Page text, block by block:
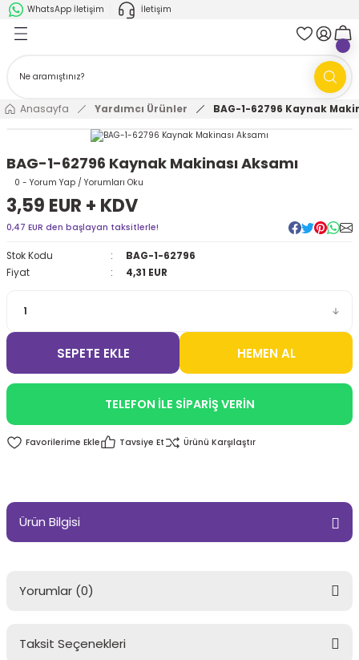
WhatsApp İletişim İletişim
Geri Dön
AMR'ler
Ark Kaynağı Robotları
Delta Robotlar
Ark Kaynağı Robotları
Boya Robotları
Endüstriyel Robotlar
Geri Dön
Anasayfa Yardımcı Ürünler BAG-1-62796 Kaynak
BAG-1-62796 Kaynak Makinası Aksamı
0 - Yorum Yap / Yorumları Oku
3,59 EUR + KDV
0,47 EUR den başlayan taksitlerle!
Stok Kodu
BAG-1-62796
Fiyat
4,31 EUR
SEPETE EKLE HEMEN AL
TELEFON İLE SİPARİŞ VERİN
Tavsiye Et Ürünü Karşılaştır
Ürün Bilgisi
Yorumlar (0)
Taksit Seçenekleri